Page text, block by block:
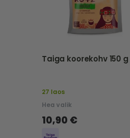
Taiga koorekohv 150 g
27 laos
Hea valik
10,90 €